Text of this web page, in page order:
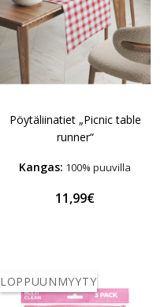
Pöytäliinatiet „Picnic table
runner“
Kangas: 100% puuvilla
11,99€
LOPPUUNMYYTY